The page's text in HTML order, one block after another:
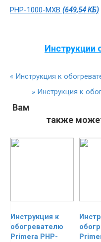
PHP-1000-MXB (649,54 КБ)
Инструкции
« Инструкция к
» Инструкция к
Вам
также
Инструкция к
обогревателю
Primera PHP-